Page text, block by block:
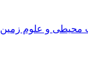
محیطی و علوم زمین